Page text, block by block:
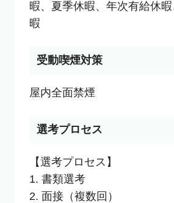
暇、夏季休暇、年次有給休
暇
受動喫煙対策
選考プロセス
【選考プロセス】
1. 書類選考
2. 面接（複数回）